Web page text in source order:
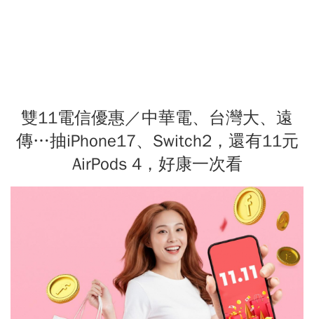
雙11電信優惠／中華電、台灣大、遠
傳…抽iPhone17、Switch2，還有11元
AirPods 4，好康一次看